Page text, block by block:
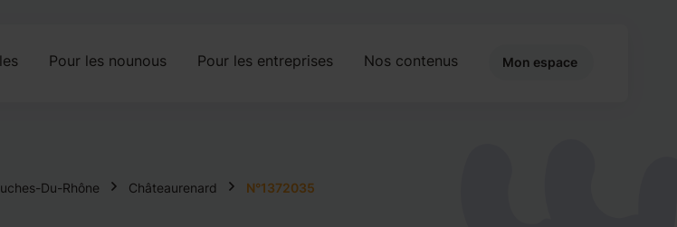
Pour les nounous Pour les entreprises Nos contenus Mon espace
Du-Rhône Châteaurenard N°1372035